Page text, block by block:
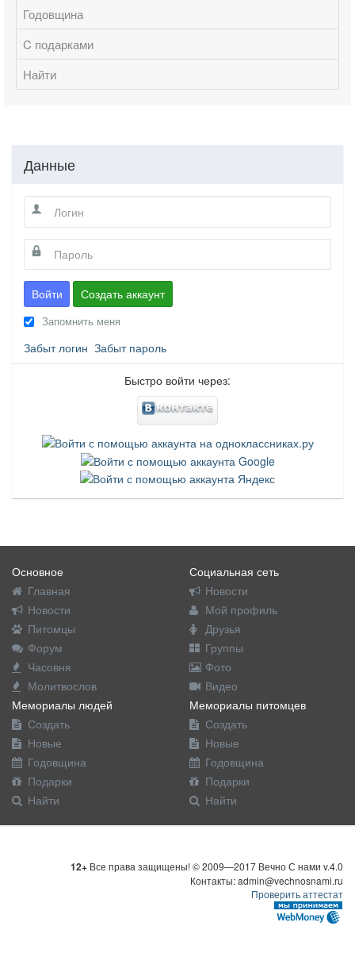
Годовщина
C подарками
Найти
Данные
Войти Создать аккаунт
Запомнить меня
Забыт логин Забыт пароль
Быстро войти через:
Основное
Главная
Новости
Питомцы
Форум
Часовня
Молитвослов
Социальная сеть
Новости
Мой профиль
Друзья
Группы
Фото
Видео
Мемориалы людей
Создать
Новые
Годовщина
Подарки
Найти
Мемориалы питомцев
Создать
Новые
Годовщина
Подарки
Найти
12+ Все права защищены! © 2009—2017 Вечно С нами v.4.0
Контакты: admin@vechnosnami.ru
Проверить аттестат